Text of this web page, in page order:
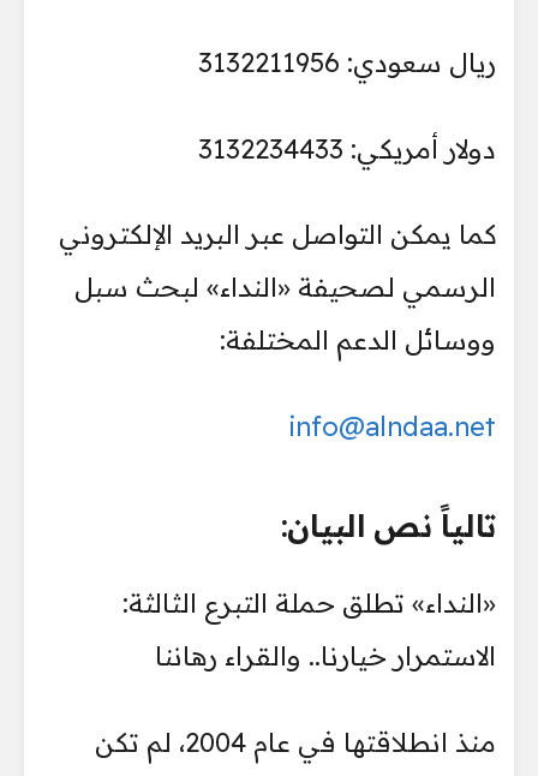
ريال سعودي: 3132211956
دولار أمريكي: 3132234433
كما يمكن التواصل عبر البريد الإلكتروني
الرسمي لصحيفة «النداء» لبحث سبل
ووسائل الدعم المختلفة:
info@alndaa.net
تالياً نص البيان:
«النداء» تطلق حملة التبرع الثالثة:
الاستمرار خيارنا.. والقراء رهاننا
منذ انطلاقتها في عام 2004، لم تكن